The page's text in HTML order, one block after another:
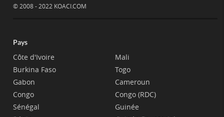
© 2008 - 2022 KOACI.COM
Pays
Côte d'Ivoire
Burkina Faso
Gabon
Congo
Sénégal
Mali
Togo
Cameroun
Congo (RDC)
Guinée